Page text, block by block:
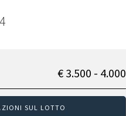
€ 3.500 - 4.000
SUL LOTTO